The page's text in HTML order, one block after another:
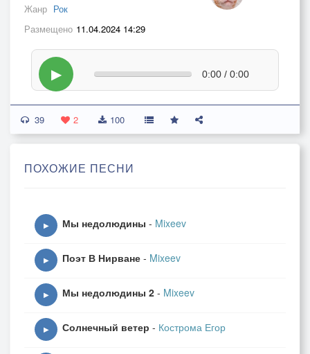
Жанр Рок
Размещено 11.04.2024 14:29
▶ 0:00 / 0:00
39 2 100
ПОХОЖИЕ ПЕСНИ
▶ Мы недолюдины - Mixeev
▶ Поэт В Нирване - Mixeev
▶ Мы недолюдины 2 - Mixeev
▶ Солнечный ветер - Кострома Егор